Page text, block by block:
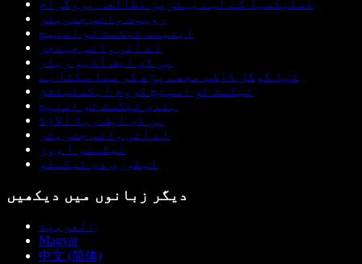
ڈسلیکسیا کے لیے بہترین مطالعہ پروگرام
روبوٹ وائس جنریٹر
اینیمے ٹیکسٹ ٹو اسپیچ
اے آئی وائس چینجر
پی ڈی ایف آڈیو ریڈر
کیا گوگل ڈاکس مجھے پڑھ کر سنا سکتا ہے
ٹیکسٹ ٹو اسپیچ کروم ایکسٹینشن
ہندی ٹیکسٹ ٹو اسپیچ
پی ڈی ایف ریڈ الاؤڈ
اے آئی وائس جنریٹر
ٹیکستو آ ووز
لیطوری دی ٹیکسٹو
دیگر زبانوں میں دیکھیں
العربية
Magyar
中文 (简体)